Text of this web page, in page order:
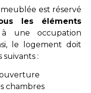
est réservé
les éléments
à une occupation
le logement doit
:
chambres